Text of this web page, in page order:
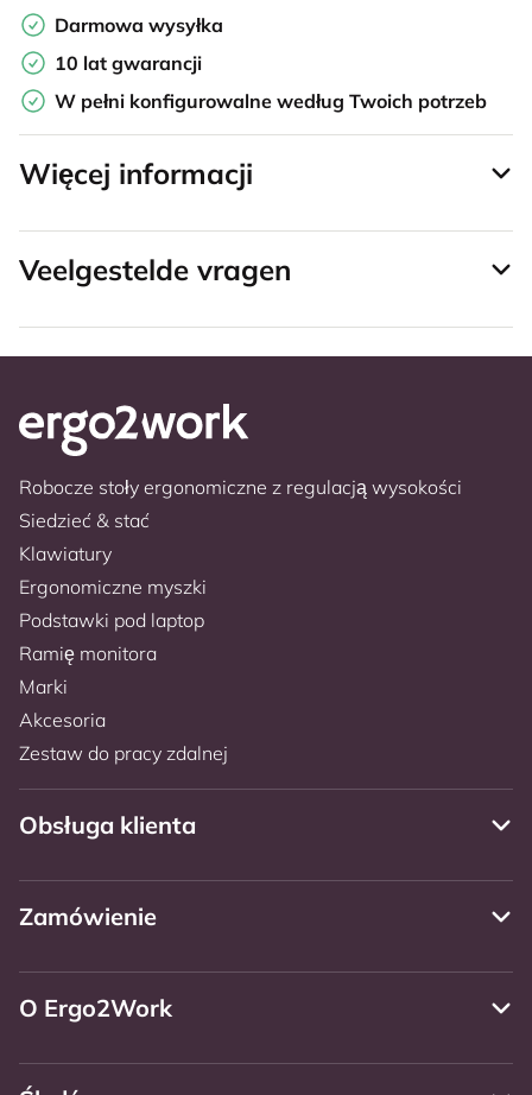
Darmowa wysyłka
10 lat gwarancji
W pełni konfigurowalne według Twoich potrzeb
Więcej informacji
Veelgestelde vragen
Robocze stoły ergonomiczne z regulacją wysokości
Siedzieć & stać
Klawiatury
Ergonomiczne myszki
Podstawki pod laptop
Ramię monitora
Marki
Akcesoria
Zestaw do pracy zdalnej
Obsługa klienta
Zamówienie
O Ergo2Work